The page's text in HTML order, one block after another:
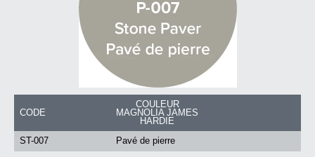
CODE
COULEUR
MAGNOLIA JAMES
HARDIE
ST-007 Pavé de pierre